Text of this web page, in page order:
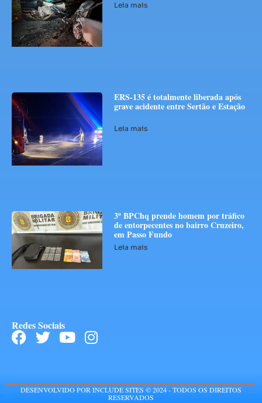
Leia mais
ERS-135 é totalmente liberada após
grave acidente entre Sertão e Estação
Leia mais
3º BPChq prende homem por tráfico
de entorpecentes no bairro Cruzeiro,
em Passo Fundo
Leia mais
Redes Sociais
DESENVOLVIDO POR INCLUDE SITES © 2024 - TODOS OS DIREITOS
RESERVADOS